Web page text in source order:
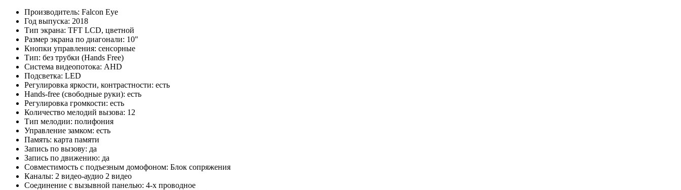
Производитель: Falcon Eye
Год выпуска: 2018
Тип экрана: TFT LCD, цветной
Размер экрана по диагонали: 10"
Кнопки управления: сенсорные
Тип: без трубки (Hands Free)
Система видеопотока: AHD
Подсветка: LED
Регулировка яркости, контрастности: есть
Hands-free (свободные руки): есть
Регулировка громкости: есть
Количество мелодий вызова: 12
Тип мелодии: полифония
Управление замком: есть
Память: карта памяти
Запись по вызову: да
Запись по движению: да
Совместимость с подъезным домофоном: Блок сопряжения
Каналы: 2 видео-аудио 2 видео
Соединение с вызывной панелью: 4-х проводное